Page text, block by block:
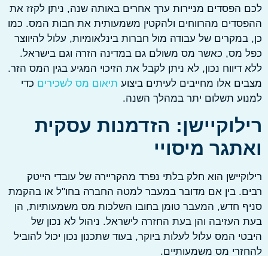
הפסדים מניירות ערך אחרים באותה שנה, ניתן לקזז את
מהרווחים ולהקטין משמעותית את חבות המס. כמו
של עבודה מול חברות בינלאומיות, עלול להיווצר
מס, כאשר מס משולם גם במדינה הזרה וגם בישראל.
נכון, לא ניתן לקבל את הזיכוי המגיע בגין המס הזר.
אלו מחייבים לעיתים ביצועתיאום מס לשכיריםכדי
תשלום יתר במהלך השנה.
הזדמנות עסקית
מיסויי
הוא חלק בלתי נפרד מהקריירה של עובדי הייטק
בין אם מדובר במעבר למטה החברה בחו"ל או בהקמת
חדש, המעבר טומן בחובו השלכות מס משמעותיות, הן
העזיבה והן בעת החזרה לישראל. ניהול לא נכון של
המס עלול לעלות ביוקר, בעוד שתכנון נכון יכול להוביל
מס משמעותיים.